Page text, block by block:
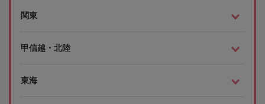
関東
甲信越・北陸
東海